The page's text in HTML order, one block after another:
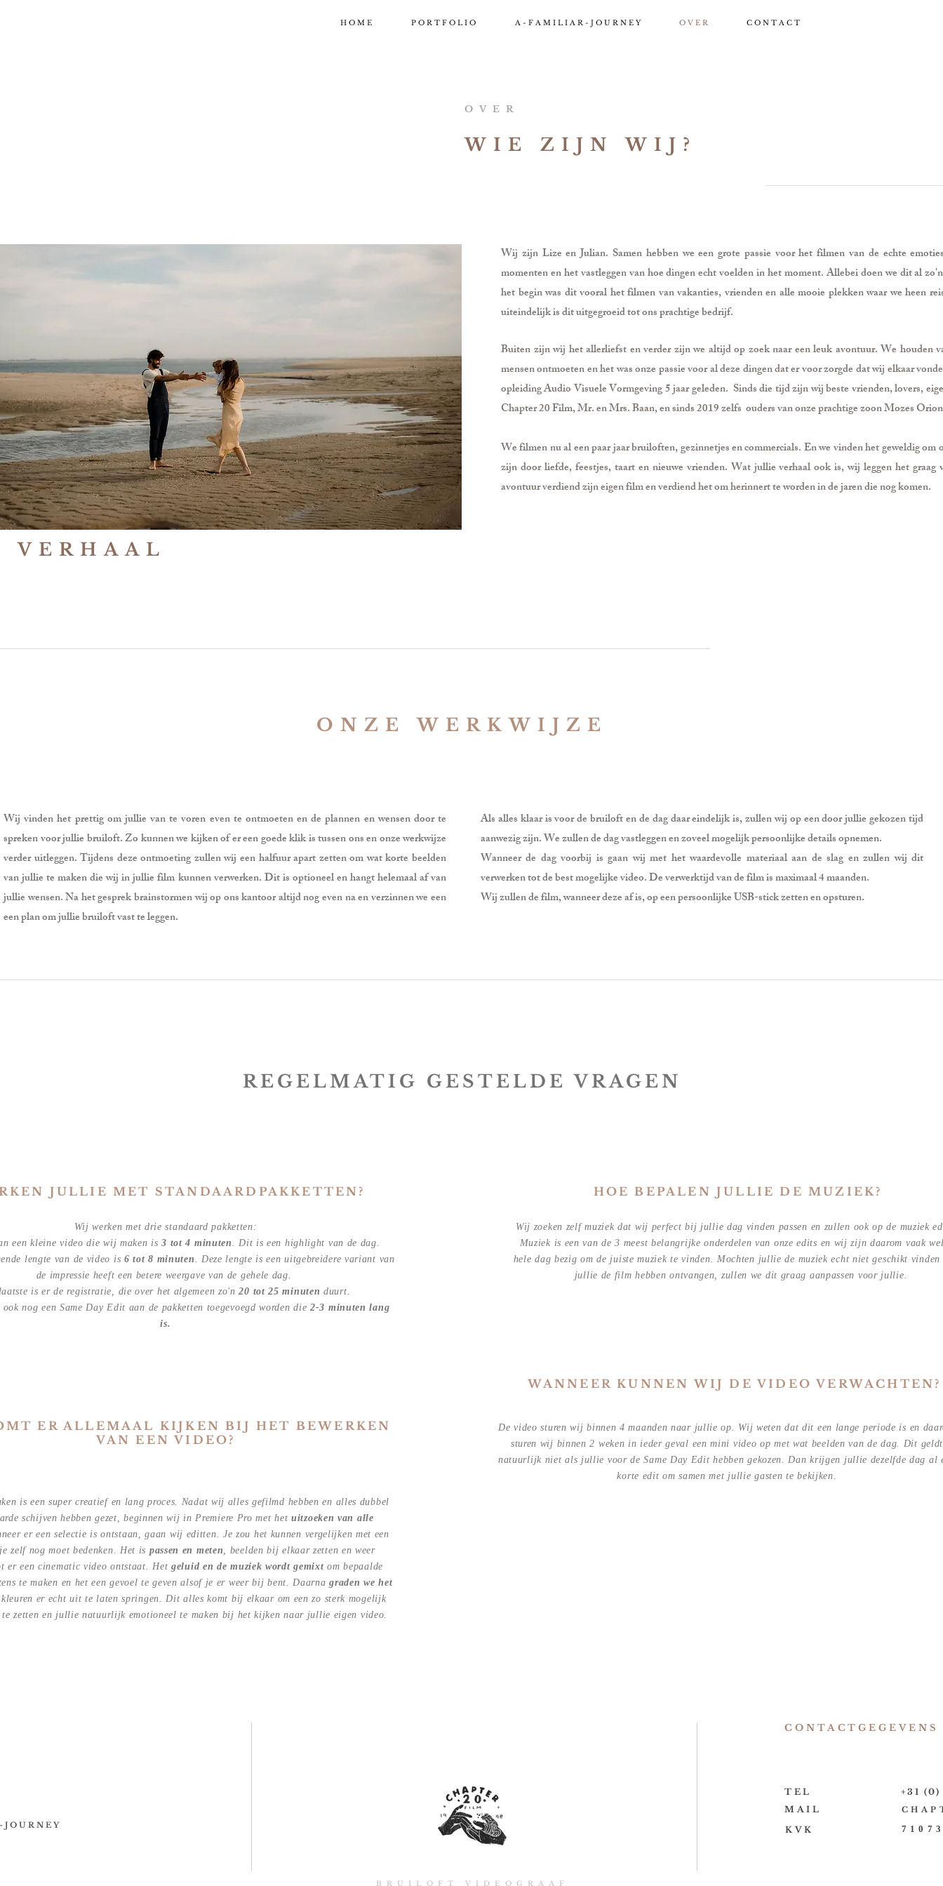
H O M E P O R T F O L I O A - F A M I L I A R - J O U R N E Y O V E R C O N T A C T
OVER
WIE ZIJN WIJ?
VERHAAL
Wij zijn Lize en Julian. Samen hebben we een grote passie voor het filmen van de echte
momenten en het vastleggen van hoe dingen echt voelden in het moment. Allebei doen we dit al
het begin was dit vooral het filmen van vakanties, vrienden en alle mooie plekken waar we heen
uiteindelijk is dit uitgegroeid tot ons prachtige bedrijf.
Buiten zijn wij het allerliefst en verder zijn we altijd op zoek naar een leuk avontuur. We houden
mensen ontmoeten en het was onze passie voor al deze dingen dat er voor zorgde dat wij elkaar
opleiding Audio Visuele Vormgeving 5 jaar geleden. Sinds die tijd zijn wij beste vrienden, lovers,
Chapter 20 Film, Mr. en Mrs. Baan, en sinds 2019 zelfs ouders van onze prachtige zoon Mozes
We filmen nu al een paar jaar bruiloften, gezinnetjes en commercials. En we vinden het geweldig om
zijn door liefde, feestjes, taart en nieuwe vrienden. Wat jullie verhaal ook is, wij leggen het graag
avontuur verdiend zijn eigen film en verdiend het om herinnert te worden in de jaren die nog komen.
ONZE WERKWIJZE
Als alles klaar is voor de bruiloft en de dag daar eindelijk is, zullen wij op een door jullie gekozen tijd
aanwezig zijn. We zullen de dag vastleggen en zoveel mogelijk persoonlijke details opnemen.
Wanneer de dag voorbij is gaan wij met het waardevolle materiaal aan de slag en zullen wij dit
verwerken tot de best mogelijke video. De verwerktijd van de film is maximaal 4 maanden.
Wij zullen de film, wanneer deze af is, op een persoonlijke USB-stick zetten en opsturen.
Wij vindenhet prettig om jullie van te voren even te ontmoeten en de plannen en wensen door te
spreken voor jullie bruiloft. Zo kunnen we kijken of er een goede klik is tussen ons en onze werkwijze
verder uitleggen. Tijdens deze ontmoeting zullen wij een halfuur apart zetten om wat korte beelden
van jullie te maken die wij in jullie film kunnen verwerken. Dit is optioneel en hangt helemaal af van
jullie wensen. Na het gesprek brainstormen wij op ons kantoor altijd nog even na en verzinnen we een
een plan om jullie bruiloft vast te leggen.
REGELMATIG GESTELDE VRAGEN
JULLIE MET STANDAARDPAKKETTEN? HOE BEPALEN JULLIE DE MUZIEK?
Wij werken met drie standaard pakketten:
een kleine video die wij maken is3 tot 4 minuten. Dit is een highlight van de dag.
lengte van de video is 6 tot 8 minuten. Deze lengte is een uitgebreidere variant van
de impressie heeft een betere weergave van de gehele dag.
is er de registratie, die over het algemeen zo'n20 tot 25 minutenduurt.
ook nog een Same Day Edit aan de pakketten toegevoegd worden die 2-3 minuten lang
is.
Wij zoeken zelf muziek dat wij perfect bij jullie dag vinden passen en zullen ook op de muziek
Muziek is een van de 3 meest belangrijke onderdelen van onze edits en wij zijn daarom vaak
hele dag bezig om de juiste muziek te vinden. Mochten jullie de muziek echt niet geschikt vinden
jullie de film hebben ontvangen, zullen we dit graag aanpassen voor jullie.
WANNEER KUNNEN WIJ DE VIDEO VERWACHTEN?
ER ALLEMAAL KIJKEN BIJ HET BEWERKEN
VAN EEN VIDEO?
De video sturen wij binnen 4 maanden naar jullie op. Wij weten dat dit een lange periode is en
sturen wij binnen 2 weken in ieder geval een mini video op met wat beelden van de dag. Dit geldt
natuurlijk niet als jullie voor de Same Day Edit hebben gekozen. Dan krijgen jullie dezelfde dag al
korte edit om samen met jullie gasten te bekijken.
is een super creatief en lang proces. Nadat wij alles gefilmd hebben en alles dubbel
schijven hebben gezet, beginnen wij in Premiere Pro met hetuitzoeken van alle
er een selectie is ontstaan, gaan wij editten. Je zou het kunnen vergelijken met een
zelf nog moet bedenken. Het is passen en meten, beelden bij elkaar zetten en weer
er een cinematic video ontstaat. Hetgeluid en de muziek wordt gemixt om bepaalde
te maken en het een gevoel te geven alsof je er weer bij bent. Daarnagraden we het
er echt uit te laten springen. Dit alles komt bij elkaar om een zo sterk mogelijk
te zetten en jullie natuurlijk emotioneel te maken bij het kijken naar jullie eigen video.
BRUILOFT VIDEOGRAAF
O U R N E Y
CONTACTGEGEVENS
TEL
MAIL
KVK
+31